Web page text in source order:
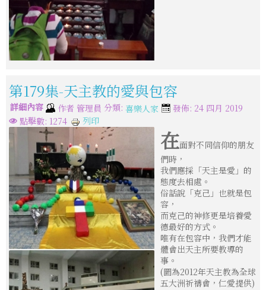
第179集-天主教的愛與包容
詳細內容 作者 管理員 分類: 喜樂人家
發佈: 24 四月 2019
點擊數: 1274
列印
在面對不同信仰的朋友
們時，
我們應採「天主是愛」的
態度去相處。
俗話說「克己」也就是包
容，
而克己的神修更是培養愛
德最好的方式。
唯有在包容中，我們才能
體會出天主所要教導的
事。
(圖為2012年天主教為全球
五大洲祈禱會，仁愛提供)